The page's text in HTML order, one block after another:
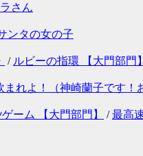
さん
ンタの女の子
/ ルビーの指環 【大門部門】
れよ！（神崎蘭子です！
ーム 【大門部門】 /最高